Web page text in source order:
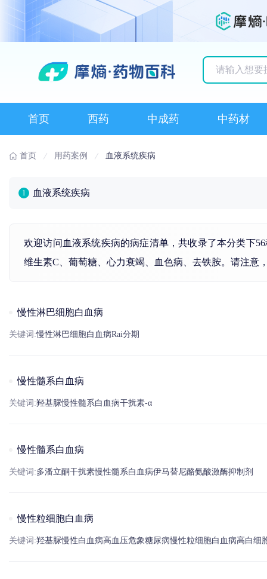
首页 西药 中成药 中药材
首页 用药案例 血液系统疾病
1 血液系统疾病
欢迎访问血液系统疾病的病症清单，共收录了本分类下
维生素C、 葡萄糖 心力衰竭 血色病 、去铁胺。请注意
慢性淋巴细胞白血病
关键词:慢性淋巴细胞白血病Rai分期
慢性髓系白血病
关键词:羟基脲慢性髓系白血病干扰素-α
慢性髓系白血病
关键词:多潘立酮干扰素慢性髓系白血病伊马替尼酪氨酸激酶抑制剂
慢性粒细胞白血病
关键词:羟基脲慢性白血病高血压危象糖尿病慢性粒细胞白血病高白细